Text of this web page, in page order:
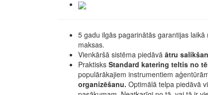
5 gadu ilgās pagarinātās garantijas
maksas.
Vienkāršā sistēma piedāvā ātru
Praktisks Standard katering teltis no
populārākajiem instrumentiem
organizēšanu. Optimālā telpa piedāvā